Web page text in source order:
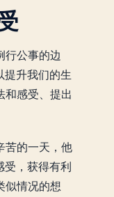
行公事的边
升我们的生
和感受、提出
苦的一天，他
，获得有利
似情况的想